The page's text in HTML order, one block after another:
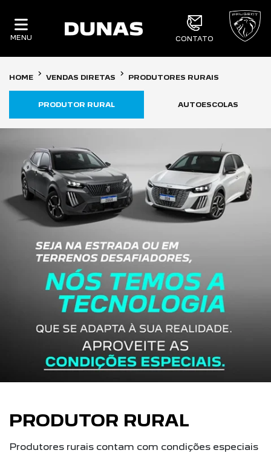
MENU CONTATO
HOME VENDAS DIRETAS PRODUTORES RURAIS
AUTOESCOLAS
PRODUTOR RURAL
PRODUTOR RURAL
Produtores rurais contam com condições especiais